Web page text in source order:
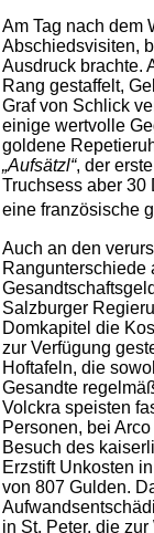
Am Tag nach dem
Abschiedsvisiten,
Ausdruck brachte.
Rang gestaffelt,
Graf von Schlick
einige wertvolle
goldene
„Aufsätzl“, der
Truchsess aber
eine französische
Auch an den
Rangunterschiede
Salzburger
Domkapitel die
zur Verfügung
Hoftafeln, die
Gesandte
Volckra speisten
Personen, bei
Besuch des
Erzstift Unkosten
von 807 Gulden.
in St. Peter, die